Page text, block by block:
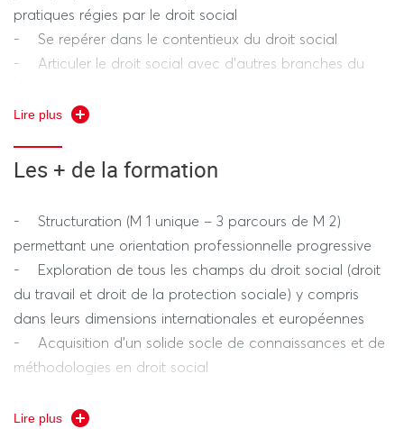
pratiques régies par le droit social
- Se repérer dans le contentieux du droit social
- Articuler le droit social avec d’autres branches du
- Travailler de manière individuelle ou collective
intéressant le droit social
Lire plus
Les + de la formation
- Structuration (M 1 unique – 3 parcours de M 2)
permettant une orientation professionnelle progressive
- Exploration de tous les champs du droit social (droit
du travail et droit de la protection sociale) y compris
dans leurs dimensions internationales et européennes
- Acquisition d’un solide socle de connaissances et de
méthodologies en droit social
M 1
Lire plus